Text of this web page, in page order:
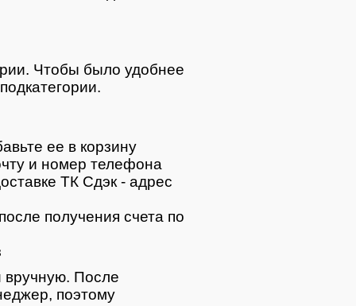
Чтобы было удобнее
ее в корзину
и номер телефона
ТК Сдэк - адрес
получения счета по
вручную. После
поэтому